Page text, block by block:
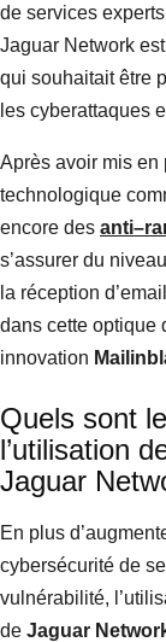
de services
Jaguar Network
qui souhaitait être
les cyberattaques
Après avoir mis en
technologique
encore des anti–
s’assurer du
la réception
dans cette optique
innovation
Quels sont
l’utilisation
Jaguar
En plus
cybersécurité de
vulnérabilité,
de Jaguar